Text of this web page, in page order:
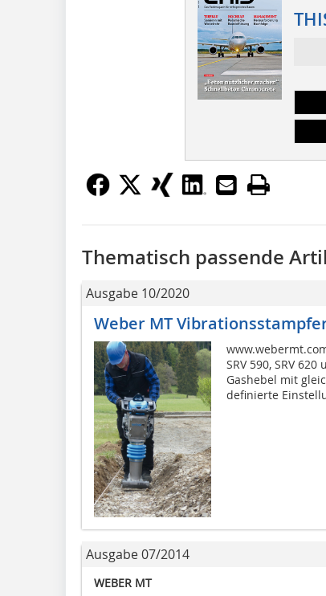
Thematisch passende
Ausgabe 10/2020
Weber MT
SRV 590, SRV
Gashebel mit
definierte
Ausgabe 07/2014
WEBER MT